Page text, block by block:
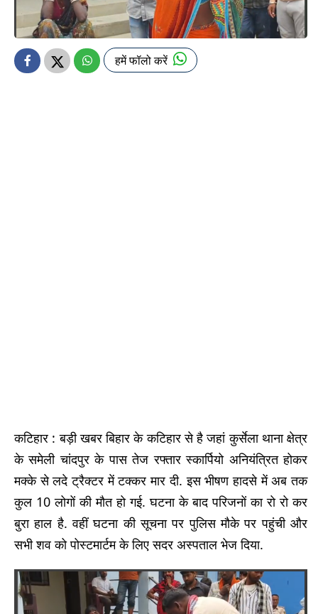
हमें फॉलो करें
कटिहार : बड़ी खबर बिहार के कटिहार से है जहां कुर्सेला थाना क्षेत्र
के समेली चांदपुर के पास तेज रफ्तार स्कार्पियो अनियंत्रित होकर
मक्के से लदे ट्रैक्टर में टक्कर मार दी. इस भीषण हादसे में अब तक
कुल 10 लोगों की मौत हो गई. घटना के बाद परिजनों का रो रो कर
बुरा हाल है. वहीं घटना की सूचना पर पुलिस मौके पर पहुंची और
सभी शव को पोस्टमार्टम के लिए सदर अस्पताल भेज दिया.